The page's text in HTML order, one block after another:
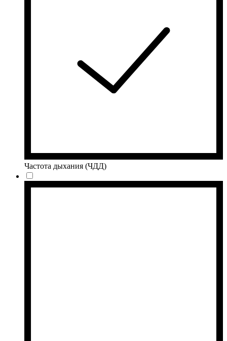
Частота дыхания (ЧДД)